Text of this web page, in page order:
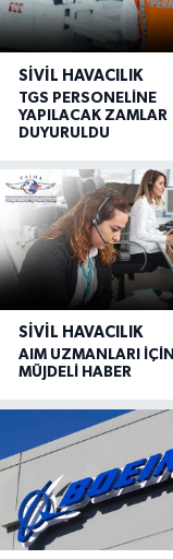
SIVIL HAVACILIK
TGS PERSONELİNE
YAPILACAK ZAMLAR
DUYURULDU
SIVIL HAVACILIK
AIM UZMANLARI İÇİN
MÜJDELİ HABER